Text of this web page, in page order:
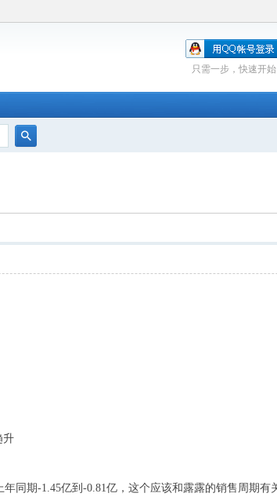
只需一步，快速开始
升
同期-1.45亿到-0.81亿，这个应该和露露的销售周期有